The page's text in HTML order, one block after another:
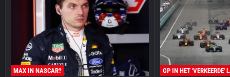
MAX IN NASCAR? GP IN HET 'VERKEERDE'